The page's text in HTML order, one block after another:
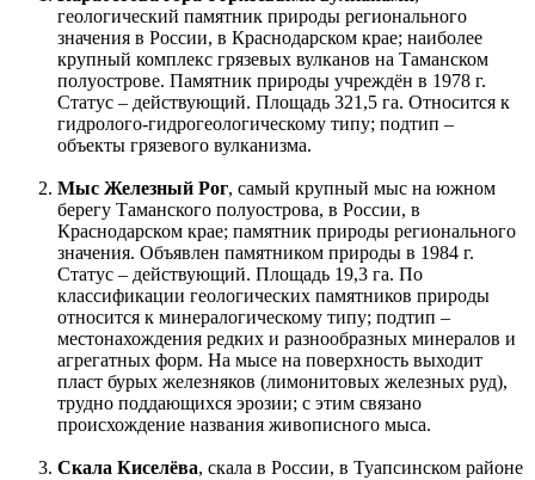
геологический памятник природы регионального
значения в России, в Краснодарском крае; наиболее
крупный комплекс грязевых вулканов на Таманском
полуострове. Памятник природы учреждён в 1978 г.
Статус – действующий. Площадь 321,5 га. Относится к
гидролого-гидрогеологическому типу; подтип –
объекты грязевого вулканизма.
Мыс Железный Рог, самый крупный мыс на южном
берегу Таманского полуострова, в России, в
Краснодарском крае; памятник природы регионального
значения. Объявлен памятником природы в 1984 г.
Статус – действующий. Площадь 19,3 га. По
классификации геологических памятников природы
относится к минералогическому типу; подтип –
местонахождения редких и разнообразных минералов и
агрегатных форм. На мысе на поверхность выходит
пласт бурых железняков (лимонитовых железных руд),
трудно поддающихся эрозии; с этим связано
происхождение названия живописного мыса.
Скала Киселёва, скала в России, в Туапсинском районе